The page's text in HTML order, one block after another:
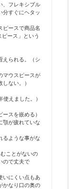
、フレキシブル
分すぐにヘタッ
ピースで商品名
ース」という
えられる。（シ
マウスピースが
ない。）
えました。）
スを嵌める）
顎が疲れていな
るような事がな
ことがないの
ので丈夫で
いにくい点もあ
かなり口の奥の